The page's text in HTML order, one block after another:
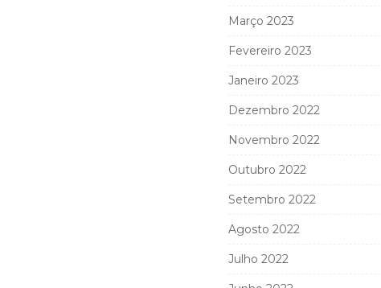
Março 2023
Fevereiro 2023
Janeiro 2023
Dezembro 2022
Novembro 2022
Outubro 2022
Setembro 2022
Agosto 2022
Julho 2022